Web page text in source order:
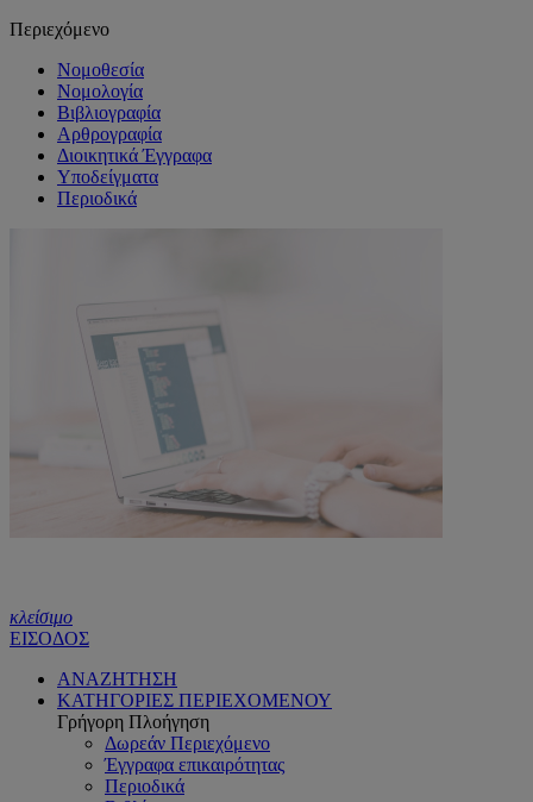
Περιεχόμενο
Νομοθεσία
Νομολογία
Βιβλιογραφία
Αρθρογραφία
Διοικητικά Έγγραφα
Υποδείγματα
Περιοδικά
κλείσιμο
ΕΙΣΟΔΟΣ
ΑΝΑΖΗΤΗΣΗ
ΚΑΤΗΓΟΡΙΕΣ ΠΕΡΙΕΧΟΜΕΝΟΥ
Γρήγορη Πλοήγηση
Δωρεάν Περιεχόμενο
Έγγραφα επικαιρότητας
Περιοδικά